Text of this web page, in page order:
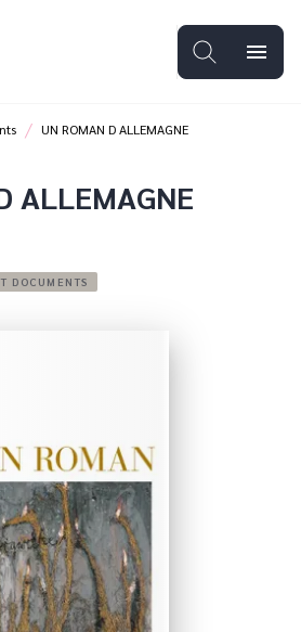
menu
/ UN ROMAN D ALLEMAGNE
ALLEMAGNE
DOCUMENTS